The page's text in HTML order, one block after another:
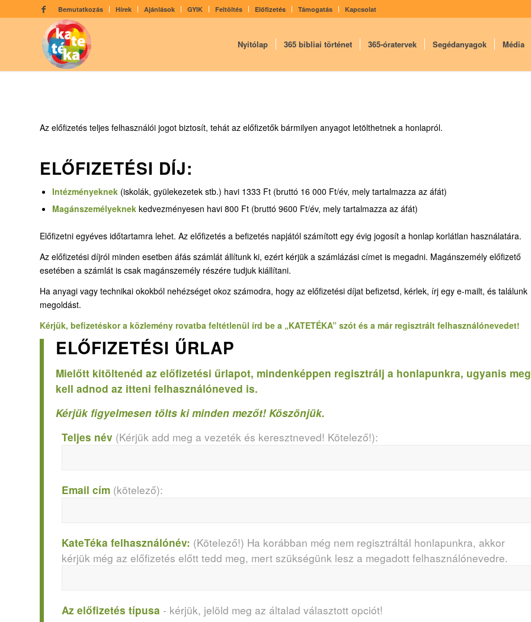
Bemutatkozás Hírek Ajánlások GYIK Feltöltés Előfizetés Támogatás Kapcsolat
Nyitólap 365 bibliai történet 365-óratervek Segédanyagok Média
Az előfizetés teljes felhasználói jogot biztosít, tehát az előfizetők bármilyen anyagot letölthetnek a honlapról.
ELŐFIZETÉSI DÍJ:
Intézményeknek (iskolák, gyülekezetek stb.) havi 1333 Ft (bruttó 16 000 Ft/év, mely tartalmazza az áfát)
Magánszemélyeknek kedvezményesen havi 800 Ft (bruttó 9600 Ft/év, mely tartalmazza az áfát)
Előfizetni egyéves időtartamra lehet. Az előfizetés a befizetés napjától számított egy évig jogosít a honlap korlátlan használatára.
Az előfizetési díjról minden esetben áfás számlát állítunk ki, ezért kérjük a számlázási címet is megadni. Magánszemély előfizető
esetében a számlát is csak magánszemély részére tudjuk kiállítani.
Ha anyagi vagy technikai okokból nehézséget okoz számodra, hogy az előfizetési díjat befizetsd, kérlek, írj egy e-mailt, és találunk
megoldást.
Kérjük, befizetéskor a közlemény rovatba feltétlenül írd be a „KATETÉKA” szót és a már regisztrált felhasználónevedet!
ELŐFIZETÉSI ŰRLAP
Mielőtt kitöltenéd az előfizetési űrlapot, mindenképpen regisztrálj a honlapunkra, ugyanis meg
kell adnod az itteni felhasználóneved is.
Kérjük figyelmesen tölts ki minden mezőt! Köszönjük.
Teljes név (Kérjük add meg a vezeték és keresztneved! Kötelező!):
Email cím (kötelező):
KateTéka felhasználónév: (Kötelező!) Ha korábban még nem regisztráltál honlapunkra, akkor
kérjük még az előfizetés előtt tedd meg, mert szükségünk lesz a megadott felhasználónevedre.
Az előfizetés típusa - kérjük, jelöld meg az általad választott opciót!